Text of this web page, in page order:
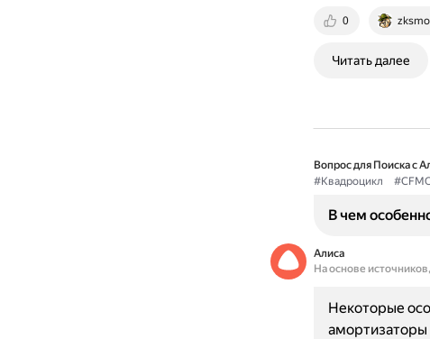
0
Читать далее
Вопрос для Поиска с
#Квадроцикл
В чем
Алиса
На основе
Некоторые
амортизаторы